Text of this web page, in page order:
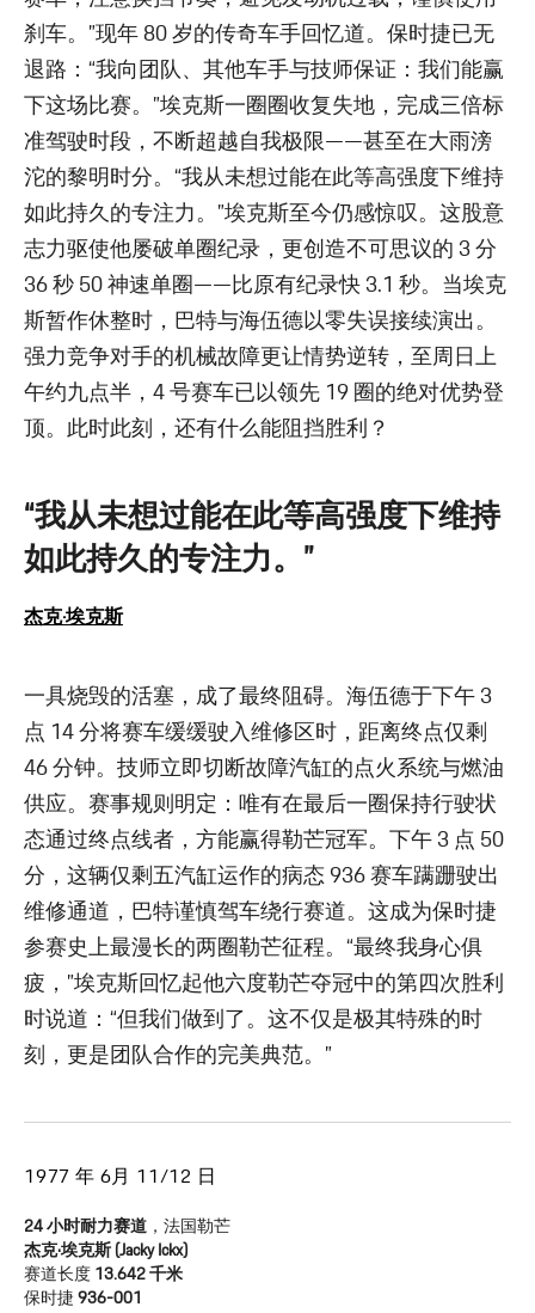
刹车。”现年 80 岁的传奇车手回忆道。保时捷已无
退路：“我向团队、其他车手与技师保证：我们能赢
下这场比赛。”埃克斯一圈圈收复失地，完成三倍标
准驾驶时段，不断超越自我极限——甚至在大雨滂
沱的黎明时分。“我从未想过能在此等高强度下维持
如此持久的专注力。”埃克斯至今仍感惊叹。这股意
志力驱使他屡破单圈纪录，更创造不可思议的 3 分
36 秒 50 神速单圈——比原有纪录快 3.1 秒。当埃克
斯暂作休整时，巴特与海伍德以零失误接续演出。
强力竞争对手的机械故障更让情势逆转，至周日上
午约九点半，4 号赛车已以领先 19 圈的绝对优势登
顶。此时此刻，还有什么能阻挡胜利？
“我从未想过能在此等高强度下维持
如此持久的专注力。”
杰克·埃克斯
一具烧毁的活塞，成了最终阻碍。海伍德于下午 3
点 14 分将赛车缓缓驶入维修区时，距离终点仅剩
46 分钟。技师立即切断故障汽缸的点火系统与燃油
供应。赛事规则明定：唯有在最后一圈保持行驶状
态通过终点线者，方能赢得勒芒冠军。下午 3 点 50
分，这辆仅剩五汽缸运作的病态 936 赛车蹒跚驶出
维修通道，巴特谨慎驾车绕行赛道。这成为保时捷
参赛史上最漫长的两圈勒芒征程。“最终我身心俱
疲，”埃克斯回忆起他六度勒芒夺冠中的第四次胜利
时说道：“但我们做到了。这不仅是极其特殊的时
刻，更是团队合作的完美典范。”
1977 年 6月 11/12 日
24 小时耐力赛道 ，法国勒芒
杰克·埃克斯 (Jacky Ickx)
赛道长度 13.642 千米
保时捷 936-001